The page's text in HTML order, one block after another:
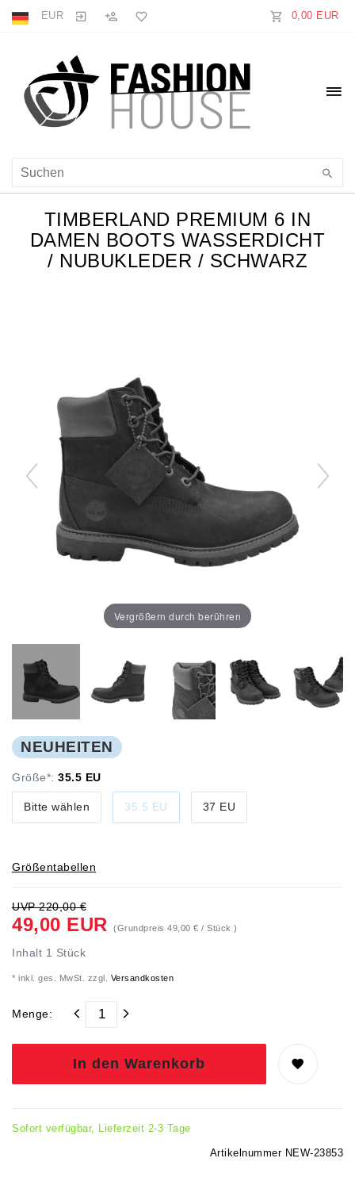
EUR 0,00 EUR
TIMBERLAND PREMIUM 6 IN
DAMEN BOOTS WASSERDICHT
/ NUBUKLEDER / SCHWARZ
Vergrößern durch berühren
NEUHEITEN
Größe*: 35.5 EU
Bitte wählen 35.5 EU 37 EU
Größentabellen
UVP 220,00 €
49,00 EUR (Grundpreis 49,00 € / Stück )
Inhalt 1 Stück
* inkl. ges. MwSt. zzgl. Versandkosten
Menge:
In den Warenkorb
Sofort verfügbar, Lieferzeit 2-3 Tage
Artikelnummer NEW-23853